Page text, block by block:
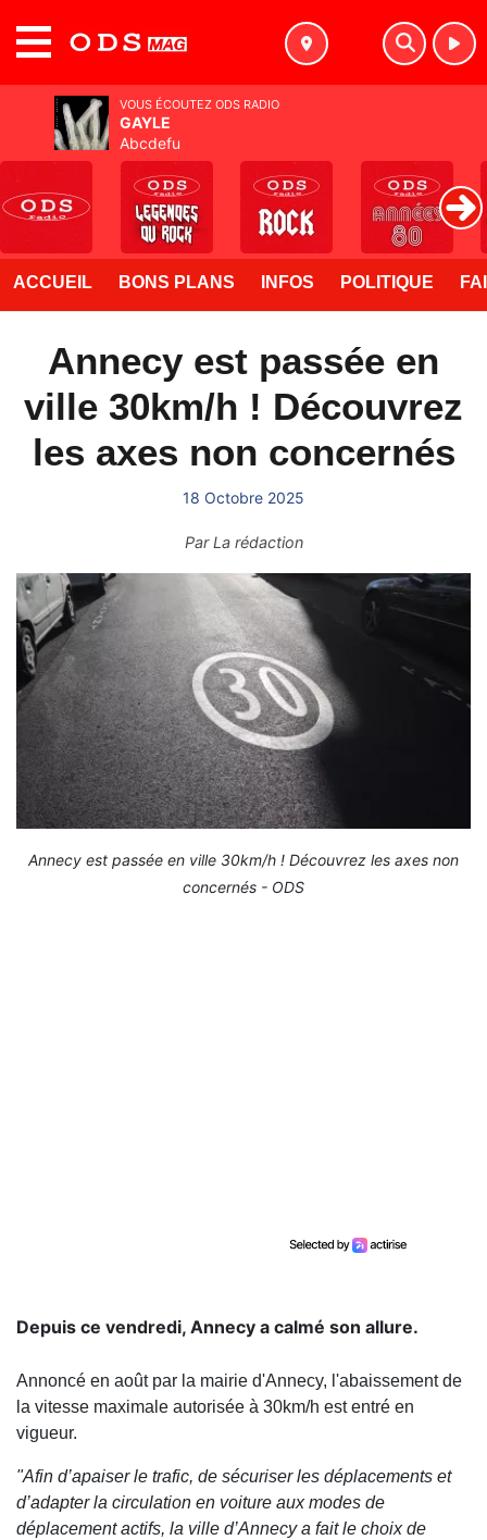
ACCUEIL BONS PLANS INFOS POLITIQUE
Annecy est passée en
ville 30km/h ! Découvrez
les axes non concernés
18 Octobre 2025
ParLa rédaction
Annecy est passée en ville 30km/h ! Découvrez les axes non
concernés - ODS
Depuis ce vendredi, Annecy a calmé son allure.
Annoncé en août par la mairie d'Annecy, l'abaissement de
la vitesse maximale autorisée à 30km/h est entré en
vigueur.
"Afin d’apaiser le trafic, de sécuriser les déplacements et
d’adapter la circulation en voiture aux modes de
déplacement actifs, la ville d’Annecy a fait le choix de
VOUS ÉCOUTEZ ODS RADIO
GAYLE
Abcdefu